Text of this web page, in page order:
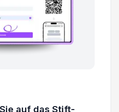
auf das Stift-